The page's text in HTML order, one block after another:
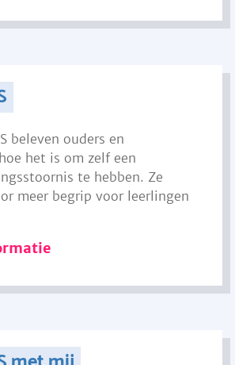
beleven ouders en
het is om zelf een
te hebben. Ze
meer begrip voor leerlingen